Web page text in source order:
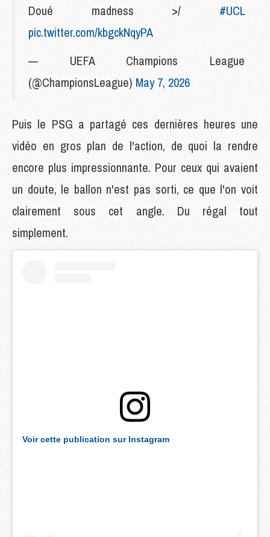
Doué madness >/ #UCL
pic.twitter.com/kbgckNqyPA
— UEFA Champions League
(@ChampionsLeague) May 7, 2026
Puis le PSG a partagé ces dernières heures une
vidéo en gros plan de l'action, de quoi la rendre
encore plus impressionnante. Pour ceux qui avaient
un doute, le ballon n'est pas sorti, ce que l'on voit
clairement sous cet angle. Du régal tout
simplement.
Voir cette publication sur Instagram